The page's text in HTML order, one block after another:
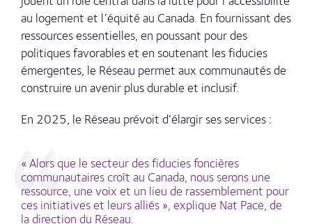
au logement et l’équité au Canada. En fournissant des
ressources essentielles, en poussant pour des
politiques favorables et en soutenant les fiducies
émergentes, le Réseau permet aux communautés de
construire un avenir plus durable et inclusif.
En 2025, le Réseau prévoit d’élargir ses services :
« Alors que le secteur des fiducies foncières
communautaires croît au Canada, nous serons une
ressource, une voix et un lieu de rassemblement pour
ces initiatives et leurs alliés », explique Nat Pace, de
la direction du Réseau.